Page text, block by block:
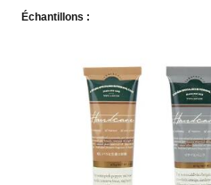
Échantillons :